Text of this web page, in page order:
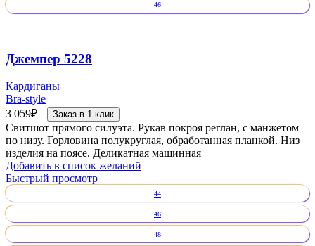
46
Джемпер 5228
Кардиганы
Bra-style
3 059₽ Заказ в 1 клик
Свитшот прямого силуэта. Рукав покроя реглан, с манжетом
по низу. Горловина полукруглая, обработанная планкой. Низ
изделия на поясе. Деликатная машинная
Добавить в список желаний
Быстрый просмотр
44
46
48